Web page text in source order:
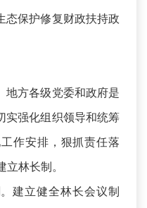
态保护修复财政扶持政
地方各级党委和政府是
实强化组织领导和统筹
作安排，狠抓责任落
林长制。
建立健全林长会议制